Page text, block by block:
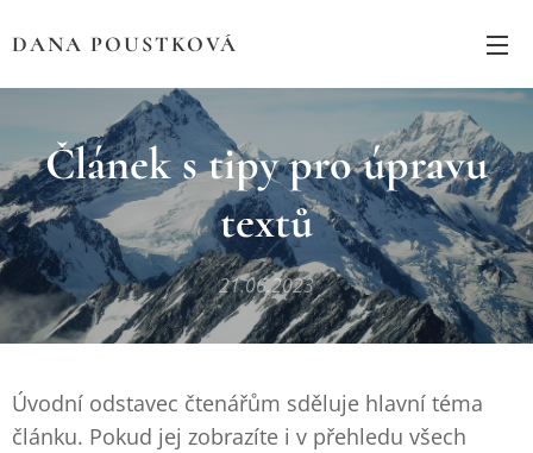
DANA POUSTKOVÁ
Článek s tipy pro úpravu
textů
21.06.2023
Úvodní odstavec čtenářům sděluje hlavní téma
článku. Pokud jej zobrazíte i v přehledu všech